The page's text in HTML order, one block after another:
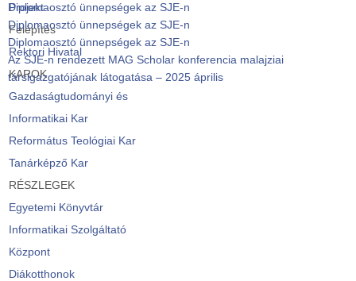
Projekt
Felépítés
Rektori Hivatal
KAROK
Gazdaságtudományi és
Informatikai Kar
Református Teológiai Kar
Tanárképző Kar
RÉSZLEGEK
Egyetemi Könyvtár
Informatikai Szolgáltató
Központ
Diákotthonok
Diplomaosztó ünnepségek az SJE-n
Diplomaosztó ünnepségek az SJE-n
Diplomaosztó ünnepségek az SJE-n
Az SJE-n rendezett MAG Scholar konferencia malajziai
társigazgatójának látogatása – 2025 április